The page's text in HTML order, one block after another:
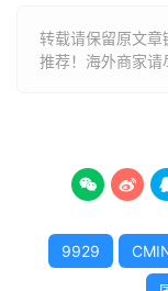
转载请保留原文
推荐！海外商家请
 
9929